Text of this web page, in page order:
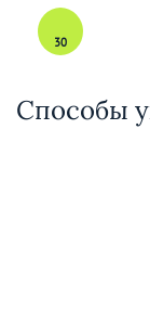
30
Способы